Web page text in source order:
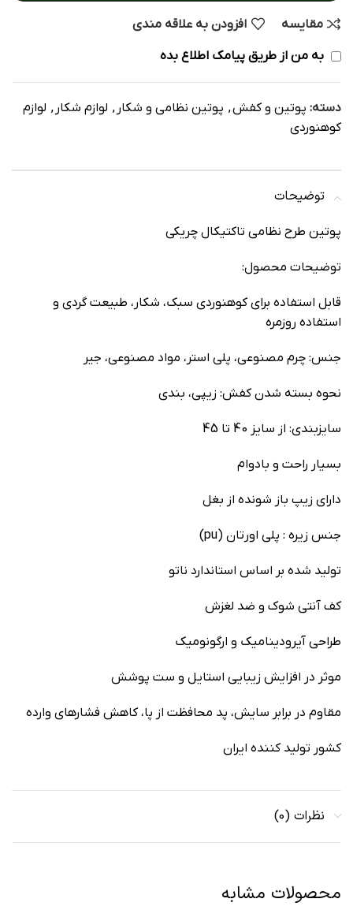
مقایسه افزودن به علاقه مندی
به من از طریق پیامک اطلاع بده
دسته: پوتین و کفش, پوتین نظامی و شکار , لوازم شکار , لوازم
کوهنوردی
توضیحات
پوتین طرح نظامی تاکتیکال چریکی
توضیحات محصول:
قابل استفاده برای کوهنوردی سبک، شکار، طبیعت گردی و
استفاده روزمره
جنس: چرم مصنوعی، پلی استر، مواد مصنوعی، جیر
نحوه بسته شدن کفش: زیپی، بندی
سایزبندی: از سایز 40 تا 45
بسیار راحت و بادوام
دارای زیپ باز شونده از بغل
جنس زیره : پلی اورتان (pu)
تولید شده بر اساس استاندارد ناتو
کف آنتی شوک و ضد لغزش
طراحی آیرودینامیک و ارگونومیک
موثر در افزایش زیبایی استایل و ست پوشش
مقاوم در برابر سایش، پد محافظت از پا، کاهش فشارهای وارده
کشور تولید کننده ایران
نظرات (0)
محصولات مشابه